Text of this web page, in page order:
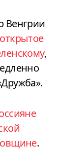
Венгрии
,
.